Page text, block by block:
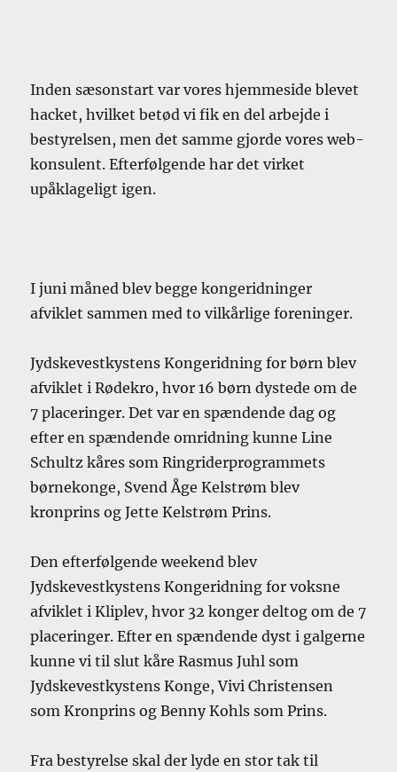
Inden sæsonstart var vores hjemmeside blevet
hacket, hvilket betød vi fik en del arbejde i
bestyrelsen, men det samme gjorde vores web-
konsulent. Efterfølgende har det virket
upåklageligt igen.
I juni måned blev begge kongeridninger
afviklet sammen med to vilkårlige foreninger.
Jydskevestkystens Kongeridning for børn blev
afviklet i Rødekro, hvor 16 børn dystede om de
7 placeringer. Det var en spændende dag og
efter en spændende omridning kunne Line
Schultz kåres som Ringriderprogrammets
børnekonge, Svend Åge Kelstrøm blev
kronprins og Jette Kelstrøm Prins.
Den efterfølgende weekend blev
Jydskevestkystens Kongeridning for voksne
afviklet i Kliplev, hvor 32 konger deltog om de 7
placeringer. Efter en spændende dyst i galgerne
kunne vi til slut kåre Rasmus Juhl som
Jydskevestkystens Konge, Vivi Christensen
som Kronprins og Benny Kohls som Prins.
Fra bestyrelse skal der lyde en stor tak til